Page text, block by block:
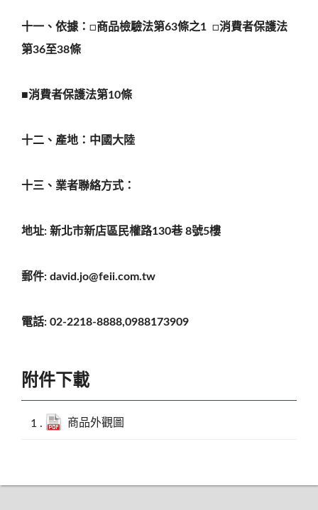
十一、依據： □商品檢驗法第63條之1 □消費者保護法
第36至38條
■消費者保護法第10條
十二、產地：中國大陸
十三、業者聯絡方式：
地址: 新北市新店區民權路130巷8號5樓
郵件: david.jo@feii.com.tw
電話: 02-2218-8888,0988173909
附件下載
商品外觀圖